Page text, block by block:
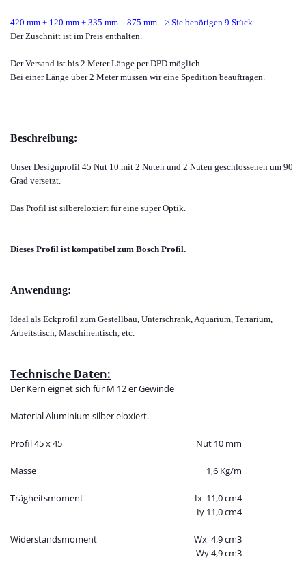
420 mm + 120 mm + 335 mm = 875 mm --> Sie benötigen 9 Stück
Der Zuschnitt ist im Preis enthalten.
Der Versand ist bis 2 Meter Länge per DPD möglich.
Bei einer Länge über 2 Meter müssen wir eine Spedition beauftragen.
Beschreibung:
Unser Designprofil 45 Nut 10 mit 2 Nuten und 2 Nuten geschlossenen um 90
Grad versetzt.
Das Profil ist silbereloxiert für eine super Optik.
Dieses Profil ist kompatibel zum Bosch Profil.
Anwendung:
Ideal als Eckprofil zum Gestellbau, Unterschrank, Aquarium, Terrarium,
Arbeitstisch, Maschinentisch, etc.
Technische Daten:
Der Kern eignet sich für M 12 er Gewinde
Material Aluminium silber eloxiert.
Profil 45 x 45
Masse
Trägheitsmoment
Widerstandsmoment
Nut 10 mm
1,6 Kg/m
Ix 11,0cm4
Iy 11,0cm4
Wx 4,9 cm3
Wy 4,9 cm3